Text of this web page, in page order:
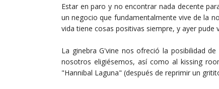
Estar en paro y no encontrar nada decente
un negocio que fundamentalmente vive de la
vida tiene cosas positivas siempre, y ayer pude
La ginebra G'vine nos ofreció la posibilidad
nosotros eligiésemos, así como al kissing
"Hannibal Laguna" (después de reprimir un